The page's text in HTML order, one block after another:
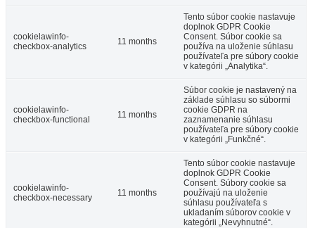
cookielawinfo-
checkbox-analytics
11 months
Tento súbor cookie nastavuje
doplnok GDPR Cookie
Consent. Súbor cookie sa
používa na uloženie súhlasu
používateľa pre súbory cookie
v kategórii „Analytika“.
cookielawinfo-
checkbox-functional
11 months
Súbor cookie je nastavený na
základe súhlasu so súbormi
cookie GDPR na
zaznamenanie súhlasu
používateľa pre súbory cookie
v kategórii „Funkčné“.
cookielawinfo-
checkbox-necessary
11 months
Tento súbor cookie nastavuje
doplnok GDPR Cookie
Consent. Súbory cookie sa
používajú na uloženie
súhlasu používateľa s
ukladaním súborov cookie v
kategórii „Nevyhnutné“.